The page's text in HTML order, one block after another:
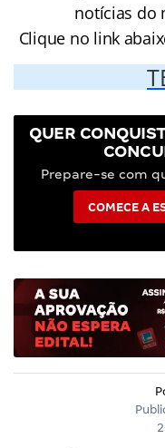
notícias do
Clique no link
QUER
Prepare-se com
COMECE A